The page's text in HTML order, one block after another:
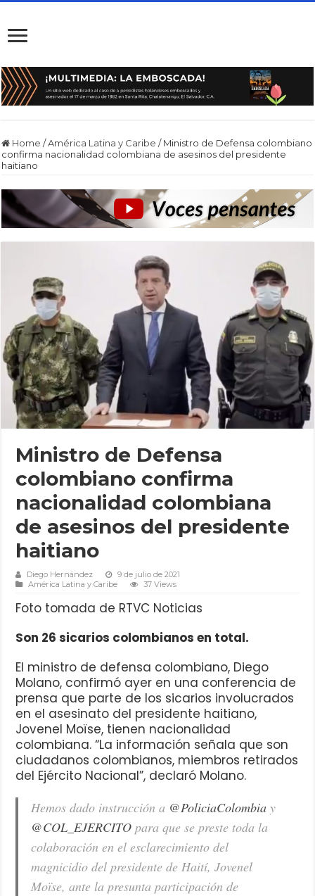
Home /América Latina y Caribe / Ministro de Defensa colombiano
confirma nacionalidad colombiana de asesinos del presidente
haitiano
Ministro de Defensa
colombiano confirma
nacionalidad colombiana
de asesinos del presidente
haitiano
Diego Hernández
9 de julio de 2021
América Latina y Caribe
37 Views
Foto tomada de RTVC Noticias
Son 26 sicarios colombianos en total.
El ministro de defensa colombiano, Diego
Molano, confirmó ayer en una conferencia de
prensa que parte de los sicarios involucrados
en el asesinato del presidente haitiano,
Jovenel Moïse, tienen nacionalidad
colombiana. “La información señala que son
ciudadanos colombianos, miembros retirados
del Ejército Nacional”, declaró Molano.
Hemos dado instrucción a @PoliciaColombia y
@COL_EJERCITO para que se preste toda la
colaboración en el esclarecimiento del
magnicidio del presidente de Haití, Jovenel
Moïse, ante la presunta participación de